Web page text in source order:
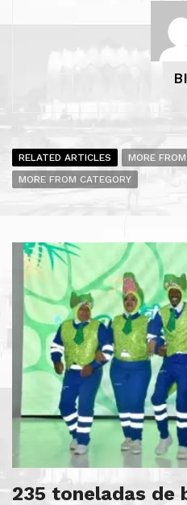
BI
RELATED ARTICLES
MORE
MORE FROM CATEGORY
235 toneladas de